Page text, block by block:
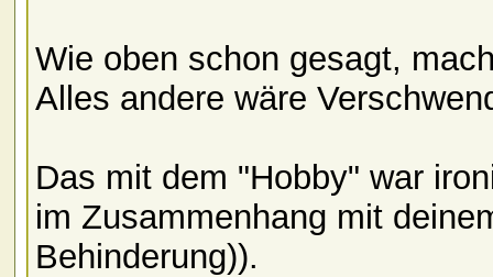
Wie oben schon gesagt,
Alles andere wäre
Das mit dem "Hobby" war
im Zusammenhang mit
Behinderung)).